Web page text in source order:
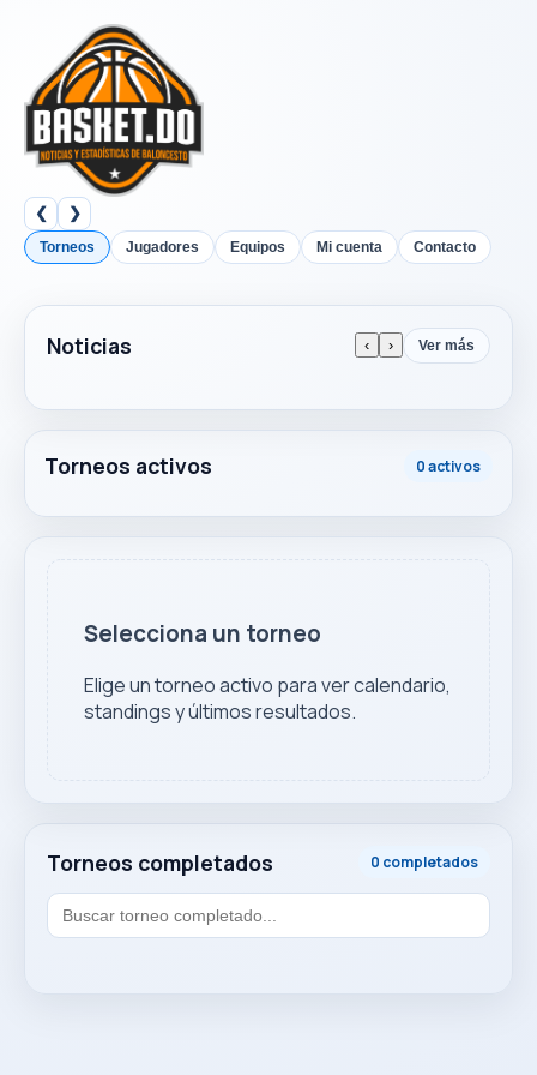
❮ ❯
Torneos Jugadores Equipos Mi cuenta Contacto
Noticias ‹ › Ver más
Torneos activos 0 activos
Torneos completados 0 completados
Selecciona un torneo
Elige un torneo activo para ver calendario,
standings y últimos resultados.